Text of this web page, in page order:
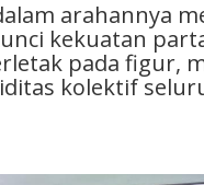
arahannya
kekuatan
pada figur,
kolektif